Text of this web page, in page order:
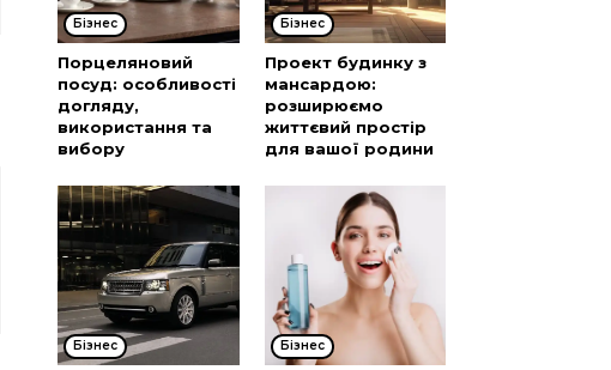
Бізнес
Порцеляновий
посуд: особливості
догляду,
використання та
вибору
Бізнес
Проект будинку з
мансардою:
розширюємо
життєвий простір
для вашої родини
Бізнес Бізнес